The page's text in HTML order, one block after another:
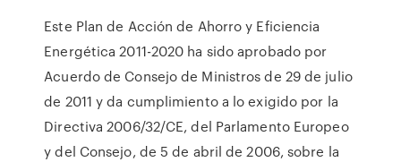
Este Plan de Acción de Ahorro y Eficiencia
Energética 2011-2020 ha sido aprobado por
Acuerdo de Consejo de Ministros de 29 de julio
de 2011 y da cumplimiento a lo exigido por la
Directiva 2006/32/CE, del Parlamento Europeo
y del Consejo, de 5 de abril de 2006, sobre la